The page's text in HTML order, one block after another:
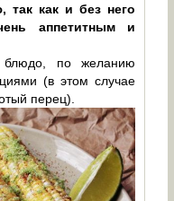
как и без него
аппетитным и
блюдо, по желанию
(в этом случае
перец).